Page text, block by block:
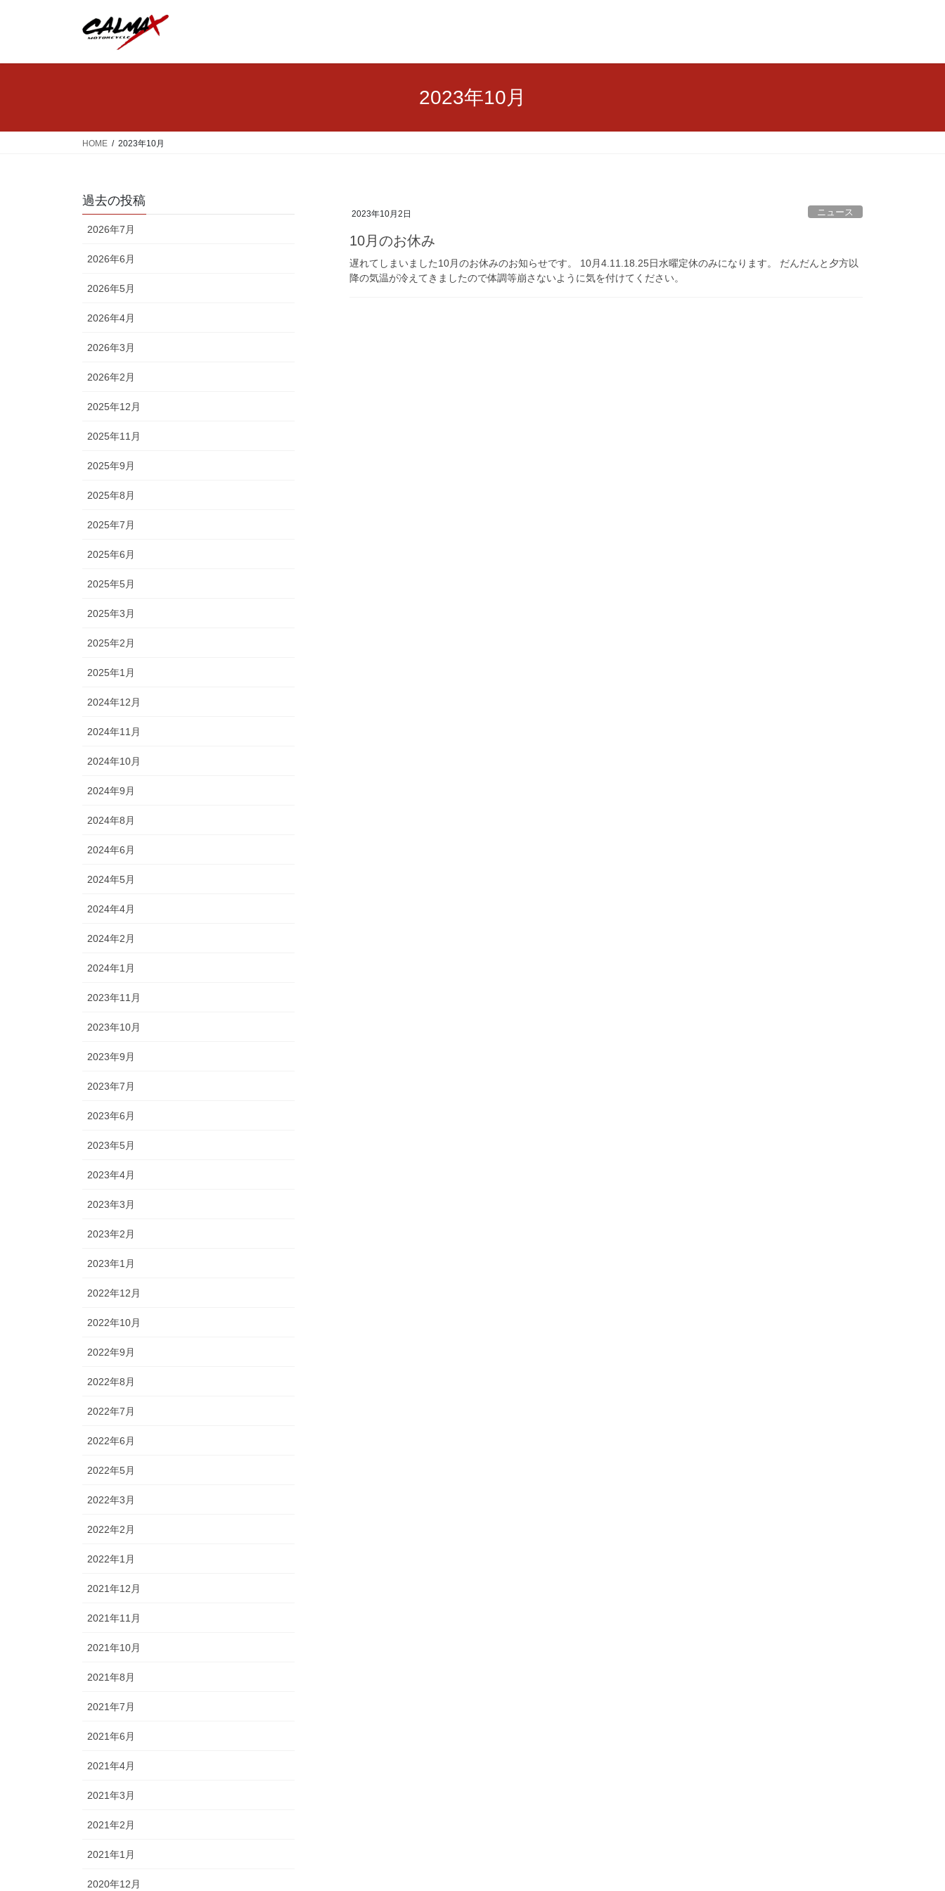
2023年10月
HOME 2023年10月
2023年10月2日 ニュース
10月のお休み
遅れてしまいました10月のお休みのお知らせです。 10月4.11.18.25日水曜定休のみになります。 だんだんと夕方以
降の気温が冷えてきましたので体調等崩さないように気を付けてください。
過去の投稿
2026年7月
2026年6月
2026年5月
2026年4月
2026年3月
2026年2月
2025年12月
2025年11月
2025年9月
2025年8月
2025年7月
2025年6月
2025年5月
2025年3月
2025年2月
2025年1月
2024年12月
2024年11月
2024年10月
2024年9月
2024年8月
2024年6月
2024年5月
2024年4月
2024年2月
2024年1月
2023年11月
2023年10月
2023年9月
2023年7月
2023年6月
2023年5月
2023年4月
2023年3月
2023年2月
2023年1月
2022年12月
2022年10月
2022年9月
2022年8月
2022年7月
2022年6月
2022年5月
2022年3月
2022年2月
2022年1月
2021年12月
2021年11月
2021年10月
2021年8月
2021年7月
2021年6月
2021年4月
2021年3月
2021年2月
2021年1月
2020年12月